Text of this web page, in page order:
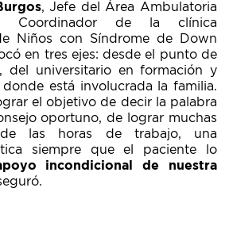
, Jefe del Área Ambulatoria
Coordinador de la clínica
Niños con Síndrome de Down
en tres ejes: desde el punto de
del universitario en formación y
está involucrada la familia.
el objetivo de decir la palabra
oportuno, de lograr muchas
las horas de trabajo, una
siempre que el paciente lo
incondicional de nuestra